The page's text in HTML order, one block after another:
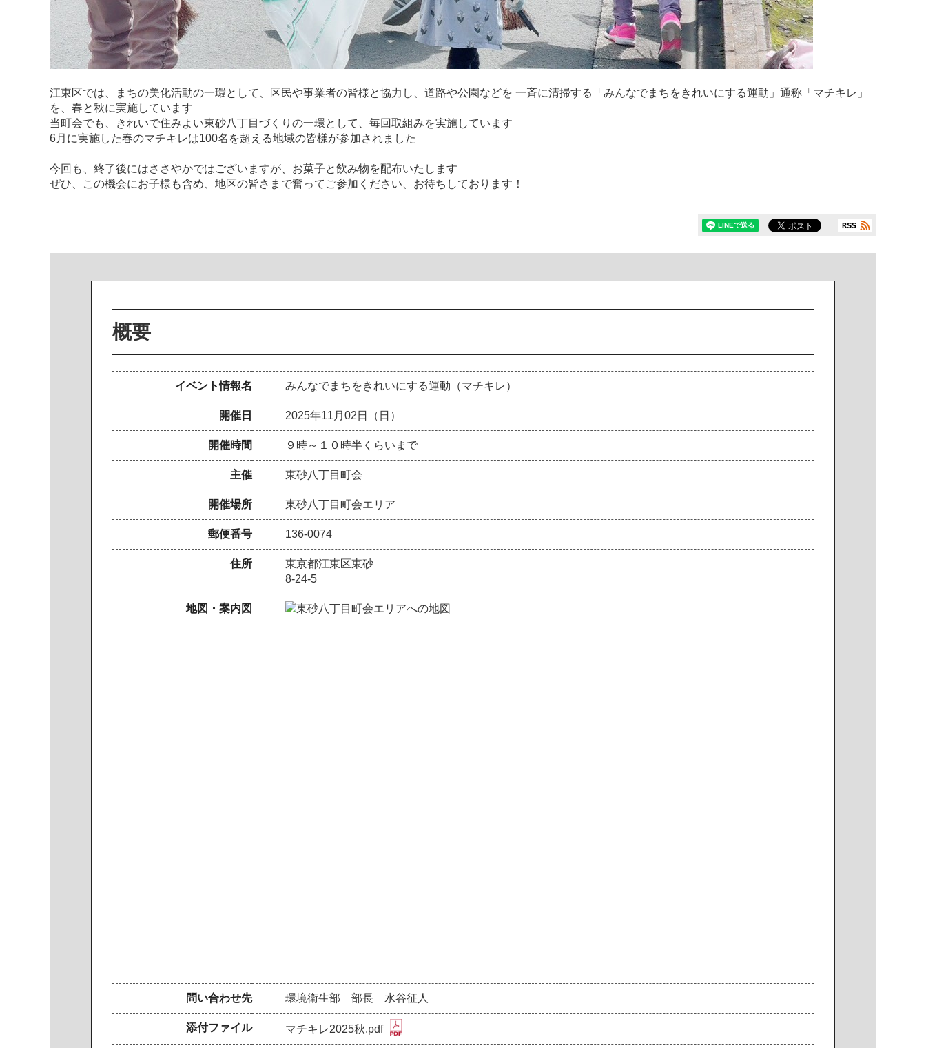
江東区では、まちの美化活動の一環として、区民や事業者の皆様と協力し、道路や公園などを 一斉に清掃する「みんなでまちをきれいにする運動」通称「マチキレ」
を、春と秋に実施しています
当町会でも、きれいで住みよい東砂八丁目づくりの一環として、毎回取組みを実施しています
6月に実施した春のマチキレは100名を超える地域の皆様が参加されました
今回も、終了後にはささやかではございますが、お菓子と飲み物を配布いたします
ぜひ、この機会にお子様も含め、地区の皆さまで奮ってご参加ください、お待ちしております！
概要
イベント情報名 みんなでまちをきれいにする運動（マチキレ）
開催日 2025年11月02日（日）
開催時間 ９時～１０時半くらいまで
主催 東砂八丁目町会
開催場所 東砂八丁目町会エリア
郵便番号 136-0074
住所
東京都江東区東砂
8-24-5
地図・案内図
問い合わせ先 環境衛生部 部長 水谷征人
添付ファイル マチキレ2025秋.pdf